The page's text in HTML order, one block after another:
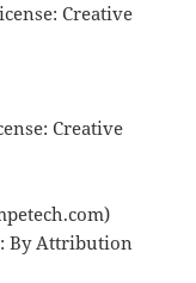
Creative
Creative
By Attribution